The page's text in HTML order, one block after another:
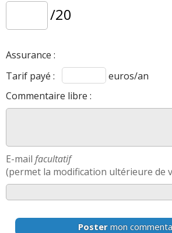
/20
Assurance :
Tarif payé :
euros/an
Commentaire libre :
E-mail facultatif
(permet la modification ultérieure de
Poster mon